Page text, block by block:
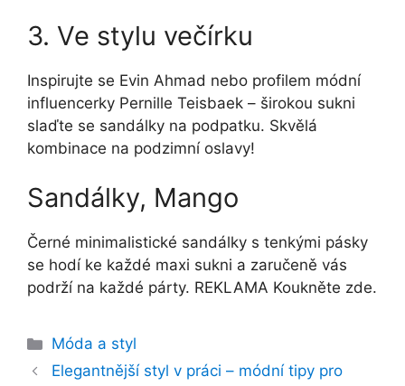
3. Ve stylu večírku
Inspirujte se Evin Ahmad nebo profilem módní
influencerky Pernille Teisbaek – širokou sukni
slaďte se sandálky na podpatku. Skvělá
kombinace na podzimní oslavy!
Sandálky, Mango
Černé minimalistické sandálky s tenkými pásky
se hodí ke každé maxi sukni a zaručeně vás
podrží na každé párty. REKLAMA Koukněte zde.
Rubriky
Móda a styl
Elegantnější styl v práci – módní tipy pro